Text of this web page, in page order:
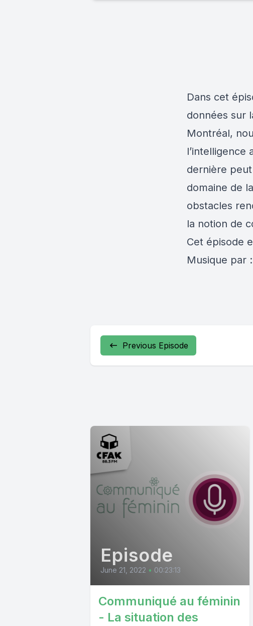
Dans cet
données sur
Montréal,
l’intelligence
dernière
domaine de
obstacles
la notion de
Cet épisode
Musique par
Previous Episode
Episode
June 21, 2022 • 00:23:13
Communiqué au féminin
- La situation des